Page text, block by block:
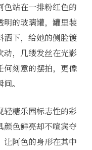
色站在一排粉红色的
明的玻璃罐，罐里装
洒下，给她的侧脸镀
动，几缕发丝在光影
何刻意的摆拍，更像
。
轻糖乐园标志性的彩
颜色鲜亮却不喧宾夺
让阿色的身形在其中